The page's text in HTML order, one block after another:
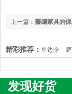
上一篇： 藤编家具的
精彩推荐： 单边伞
发现好货